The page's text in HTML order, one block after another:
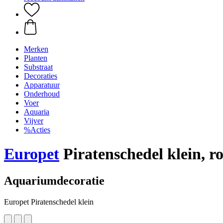
Merken
Planten
Substraat
Decoraties
Apparatuur
Onderhoud
Voer
Aquaria
Vijver
%Acties
Europet Piratenschedel klein,
Aquariumdecoratie
Europet Piratenschedel klein